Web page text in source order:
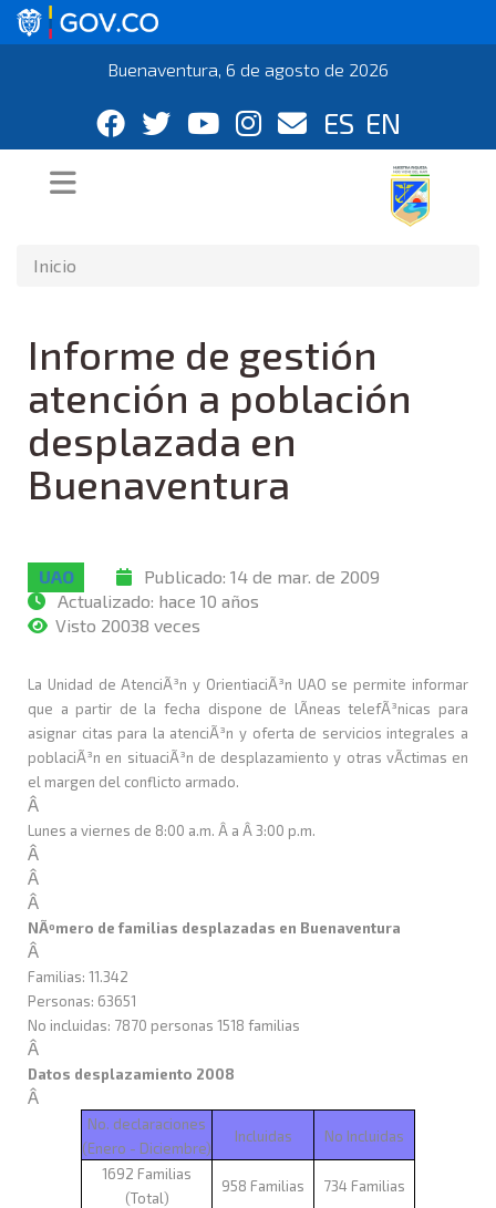
Buenaventura, 6 de agosto de 2026
ES EN
Inicio
Informe de gestión
atención a población
desplazada en
Buenaventura
UAO Publicado:14 de mar. de 2009
Actualizado: hace 10 años
Visto 20038 veces
La Unidad de AtenciÃ³n y OrientiaciÃ³n UAO se permite informar
que a partir de la fecha dispone de lÃ­neas telefÃ³nicas para
asignar citas para la atenciÃ³n y oferta de servicios integrales a
poblaciÃ³n en situaciÃ³n de desplazamiento y otras vÃ­ctimas en
el margen del conflicto armado.
Â
Lunes a viernes de 8:00 a.m. Â a Â 3:00 p.m.
Â
Â
Â
NÃºmero de familias desplazadas en Buenaventura
Â
Familias: 11.342
Personas: 63651
No incluidas: 7870 personas 1518 familias
Â
Datos desplazamiento 2008
Â
No. declaraciones
(Enero - Diciembre)
Incluidas No Incluidas
1692 Familias
(Total)
958 Familias 734 Familias